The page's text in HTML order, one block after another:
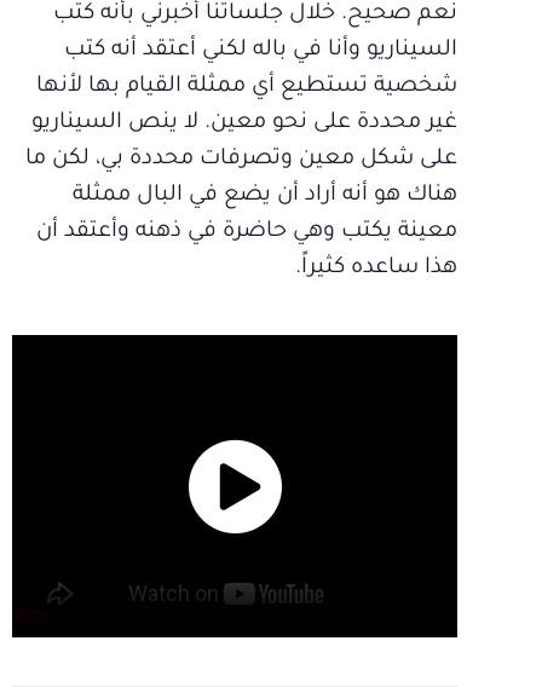
نعم صحيح. خلال جلساتنا أخبرني بأنه كتب
السيناريو وأنا في باله لكني أعتقد أنه كتب
شخصية تستطيع أي ممثلة القيام بها لأنها
غير محددة على نحو معين. لا ينص السيناريو
على شكل معين وتصرفات محددة بي، لكن ما
هناك هو أنه أراد أن يضع في البال ممثلة
معينة يكتب وهي حاضرة في ذهنه وأعتقد أن
هذا ساعده كثيراً.